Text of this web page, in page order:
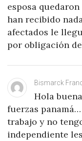
esposa
han recibido
afectados le
por obligación
Bismarck
Hola
fuerzas
trabajo y no
independiente